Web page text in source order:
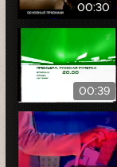
00:30
00:39